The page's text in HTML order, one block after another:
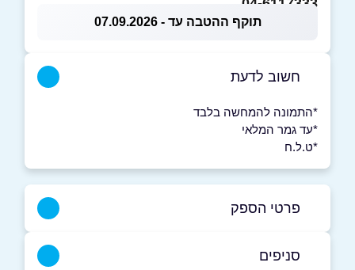
04-6117333
תוקף ההטבה עד - 07.09.2026
חשוב לדעת
*התמונה להמחשה בלבד
*עד גמר המלאי
*ט.ל.ח
פרטי הספק
סניפים